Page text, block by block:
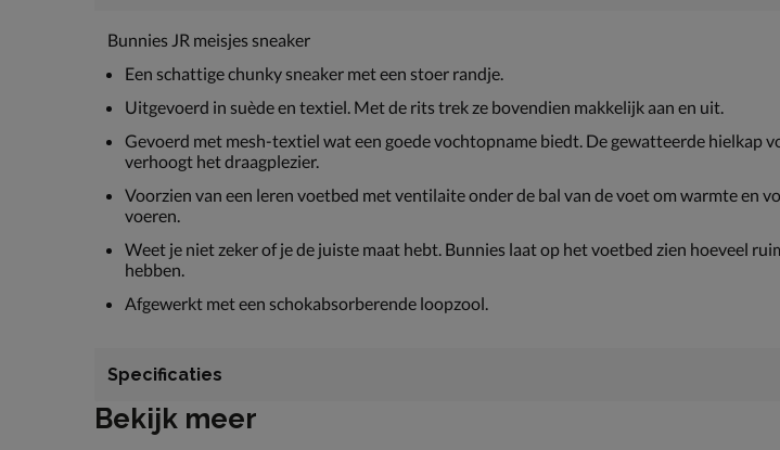
Bunnies JR meisjes sneaker
Een schattige chunky sneaker met een stoer randje.
Uitgevoerd in suède en textiel. Met de rits trek ze bovendien makkelijk aan en uit.
Gevoerd met mesh-textiel wat een goede vochtopname biedt. De gewatteerde hielkap
verhoogt het draagplezier.
Voorzien van een leren voetbed met ventilaite onder de bal van de voet om warmte en
voeren.
Weet je niet zeker of je de juiste maat hebt. Bunnies laat op het voetbed zien hoeveel
hebben.
Afgewerkt met een schokabsorberende loopzool.
Specificaties
Bekijk meer